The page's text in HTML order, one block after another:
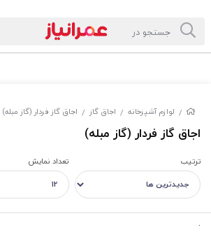
/ لوازم آشپزخانه / اجاق گاز / اجاق گاز فردار (گاز مبله)
اجاق گاز فردار (گاز مبله)
ترتیب تعداد نمایش
.